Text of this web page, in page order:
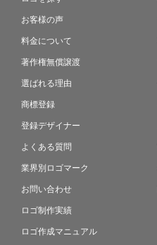
お客様の声
料金について
著作権無償譲渡
選ばれる理由
商標登録
登録デザイナー
よくある質問
業界別ロゴマーク
お問い合わせ
ロゴ制作実績
ロゴ作成マニュアル